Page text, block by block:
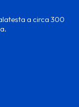
a circa 300